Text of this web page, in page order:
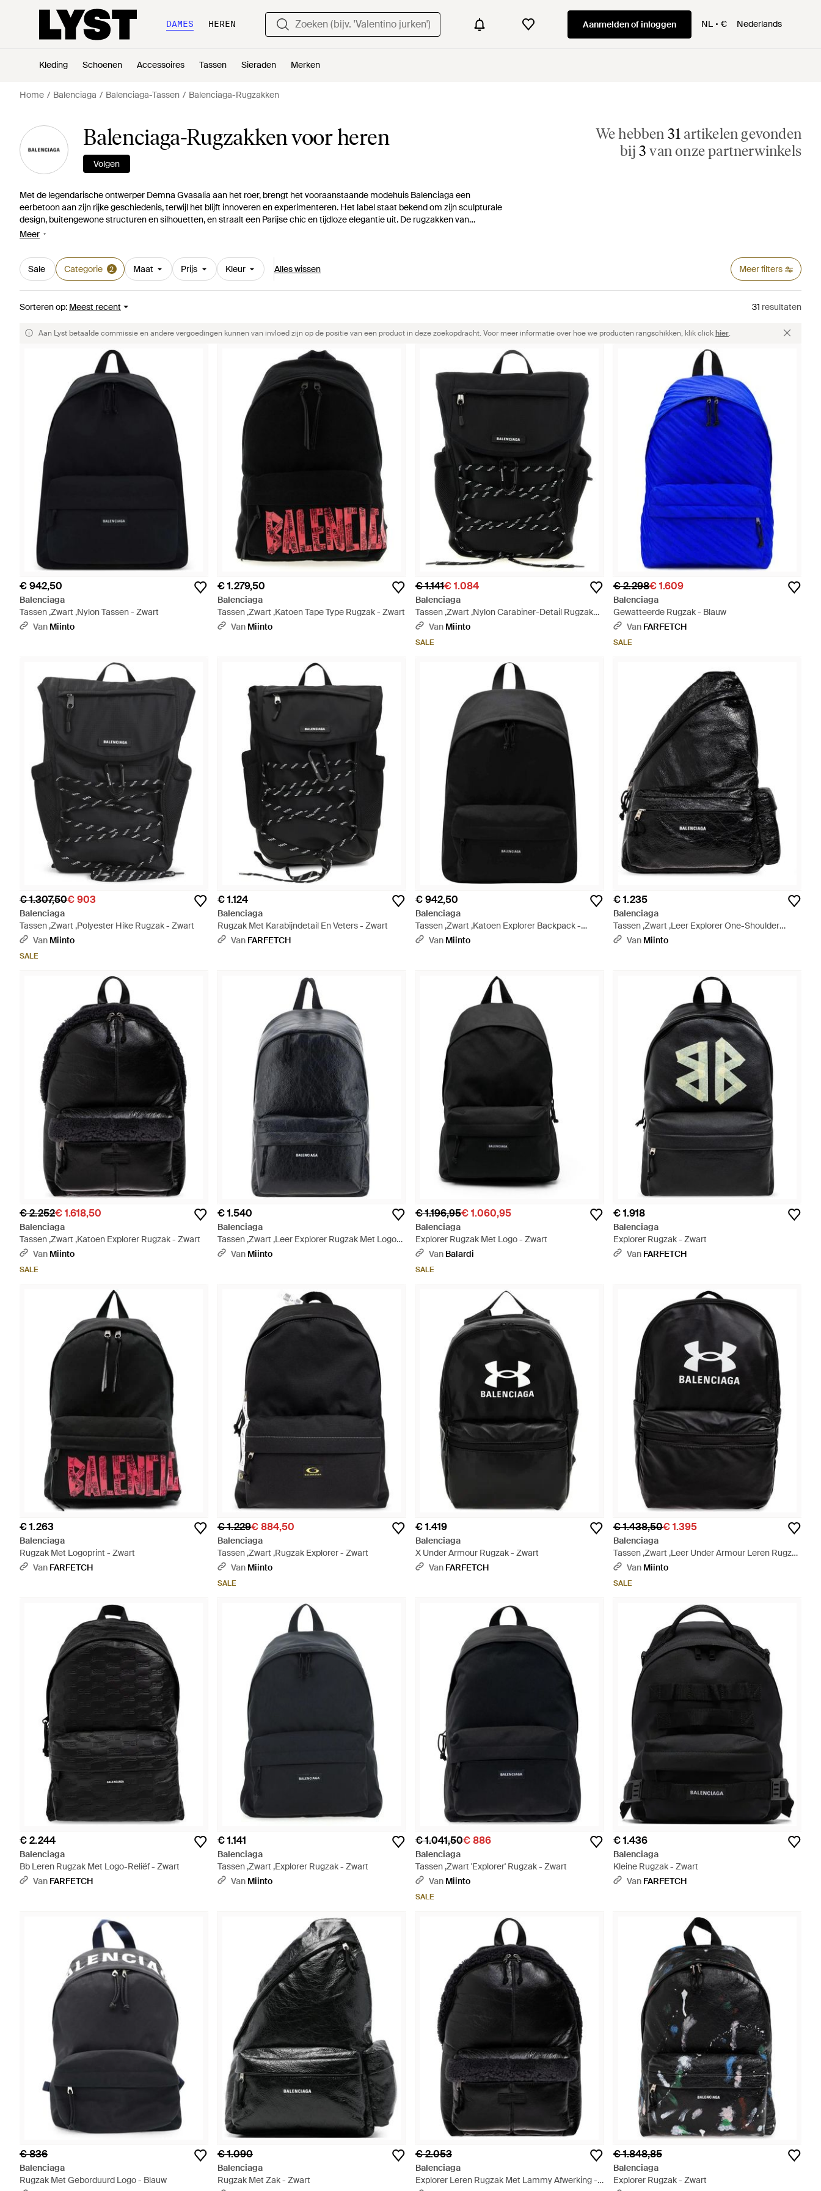
DAMES HEREN Aanmelden of inloggen NL € Nederlands
Kleding Schoenen Accessoires Tassen Sieraden Merken
Home Balenciaga Balenciaga-Tassen Balenciaga-Rugzakken
Balenciaga-Rugzakken voor heren
Volgen
Met de legendarische ontwerper Demna Gvasalia aan het roer, brengt het vooraanstaande modehuis Balenciaga een
eerbetoon aan zijn rijke geschiedenis, terwijl het blijft innoveren en experimenteren. Het label staat bekend om zijn sculpturale
design, buitengewone structuren en silhouetten, en straalt een Parijse chic en tijdloze elegantie uit. De rugzakken van
Balenciaga zijn tot in de perfectie gemaakt uit de beste leersoorten, en vomen een ultrahippe aanvulling op je citytrip-look. Met
Meer
We hebben 31 artikelen gevonden
bij 3 van onze partnerwinkels
Sale Categorie 2 Maat Prijs Kleur Alles wissen Meer filters
Sorteren op: Meest recent 31 resultaten
Aan Lyst betaalde commissie en andere vergoedingen kunnen van invloed zijn op de positie van een product in deze zoekopdracht. Voor meer informatie over hoe we producten rangschikken, klik clickhier.
€ 942,50
Balenciaga
Tassen ,Zwart ,Nylon Tassen - Zwart
Van Miinto
€ 1.279,50
Balenciaga
Tassen ,Zwart ,Katoen Tape Type Rugzak - Zwart
Van Miinto
€ 1.141€ 1.084
Balenciaga
Tassen ,Zwart ,Nylon Carabiner-Detail Rugzak
Met Vetersluiting - Zwart
Van Miinto
SALE
€ 2.298€ 1.609
Balenciaga
Gewatteerde Rugzak - Blauw
Van FARFETCH
SALE
€ 1.307,50€ 903
Balenciaga
Tassen ,Zwart ,Polyester Hike Rugzak - Zwart
Van Miinto
SALE
€ 1.124
Balenciaga
Rugzak Met Karabijndetail En Veters - Zwart
Van FARFETCH
€ 942,50
Balenciaga
Tassen ,Zwart ,Katoen Explorer Backpack -
Zwart
Van Miinto
€ 1.235
Balenciaga
Tassen ,Zwart ,Leer Explorer One-Shoulder
Backpack - Zwart
Van Miinto
€ 2.252€ 1.618,50
Balenciaga
Tassen ,Zwart ,Katoen Explorer Rugzak - Zwart
Van Miinto
SALE
€ 1.540
Balenciaga
Tassen ,Zwart ,Leer Explorer Rugzak Met Logo
Print - Zwart
Van Miinto
€ 1.196,95€ 1.060,95
Balenciaga
Explorer Rugzak Met Logo - Zwart
Van Balardi
SALE
€ 1.918
Balenciaga
Explorer Rugzak - Zwart
Van FARFETCH
€ 1.263
Balenciaga
Rugzak Met Logoprint - Zwart
Van FARFETCH
€ 1.229€ 884,50
Balenciaga
Tassen ,Zwart ,Rugzak Explorer - Zwart
Van Miinto
SALE
€ 1.419
Balenciaga
X Under Armour Rugzak - Zwart
Van FARFETCH
€ 1.438,50€ 1.395
Balenciaga
Tassen ,Zwart ,Leer Under Armour Leren Rugzak
- Zwart
Van Miinto
SALE
€ 2.244
Balenciaga
Bb Leren Rugzak Met Logo-Reliëf - Zwart
Van FARFETCH
€ 1.141
Balenciaga
Tassen ,Zwart ,Explorer Rugzak - Zwart
Van Miinto
€ 1.041,50€ 886
Balenciaga
Tassen ,Zwart 'Explorer' Rugzak - Zwart
Van Miinto
SALE
€ 1.436
Balenciaga
Kleine Rugzak - Zwart
Van FARFETCH
€ 836
Balenciaga
Rugzak Met Geborduurd Logo - Blauw
€ 1.090
Balenciaga
Rugzak Met Zak - Zwart
€ 2.053
Balenciaga
Explorer Leren Rugzak Met Lammy Afwerking -
€ 1.848,85
Balenciaga
Explorer Rugzak - Zwart